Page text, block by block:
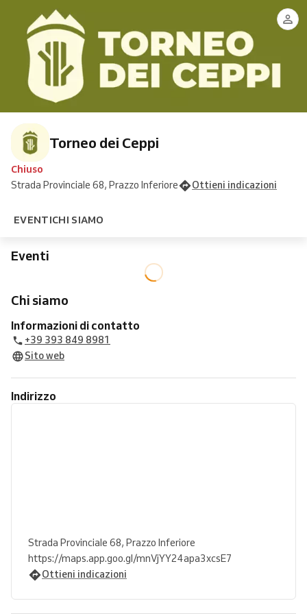
Torneo dei Ceppi
Chiuso
Strada Provinciale 68, Prazzo Inferiore
Ottieni indicazioni
EVENTICHI SIAMO
Eventi
Chi siamo
Informazioni di contatto
+39 393 849 8981
Sito web
Indirizzo
Strada Provinciale 68, Prazzo Inferiore
https://maps.app.goo.gl/mnVjYY24apa3xcsE7
Ottieni indicazioni